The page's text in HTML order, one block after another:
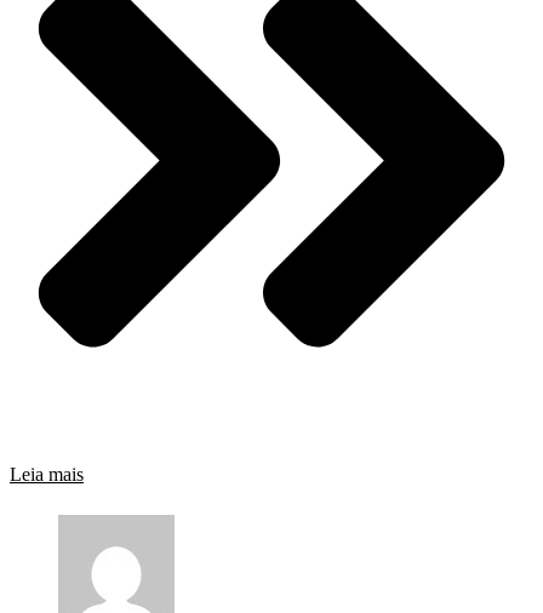
Leia mais